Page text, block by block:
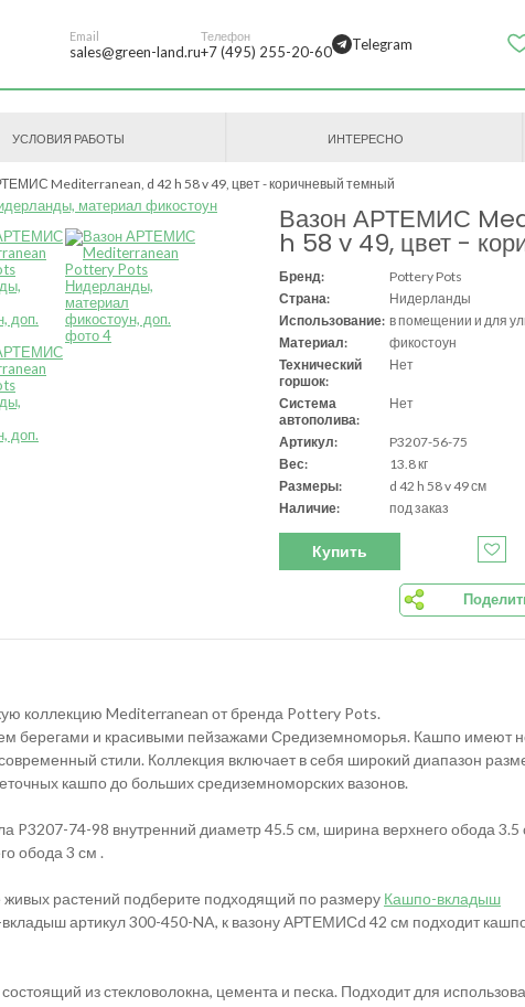
Email
sales@green-land.ru
Телефон
+7 (495) 255-20-60 Telegram
УСЛОВИЯ РАБОТЫ ИНТЕРЕСНО
Mediterranean, d 42 h 58 v 49, цвет - коричневый темный
Вазон АРТЕМИС
h 58 v 49, цвет -
Бренд:
Pottery Pots
Страна:
Нидерланды
Использование: в помещении и для
Материал:
фикостоун
Технический
горшок:
Нет
Система
автополива:
Нет
Артикул:
P3207-56-75
Вес:
13.8 кг
Размеры:
d 42 h 58 v 49 см
Наличие:
под заказ
Купить
коллекцию Mediterranean от бренда Pottery Pots.
берегами и красивыми пейзажами Средиземноморья. Кашпо имеют
стили. Коллекция включает в себя широкий диапазон
кашпо до больших средиземноморских вазонов.
P3207-74-98 внутренний диаметр 45.5 см, ширина верхнего обода 3.5
обода 3 см .
растений подберите подходящий по размеру Кашпо-вкладыш
артикул 300-450-NA, к вазону АРТЕМИСd 42 см подходит
из стекловолокна, цемента и песка. Подходит для